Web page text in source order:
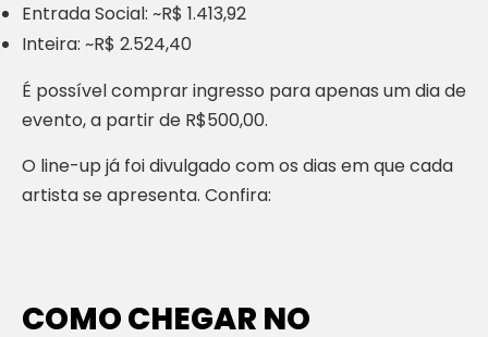
Entrada Social: ~R$ 1.413,92
Inteira: ~R$ 2.524,40
É possível comprar ingresso para apenas um dia de
evento, a partir de R$500,00.
O line-up já foi divulgado com os dias em que cada
artista se apresenta. Confira:
COMO CHEGAR NO